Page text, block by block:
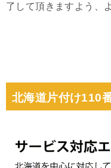
了して頂きますよう、
北海道片付け110